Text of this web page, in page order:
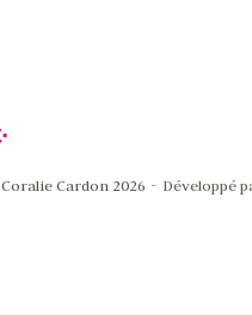
Coralie Cardon 2026 Développé